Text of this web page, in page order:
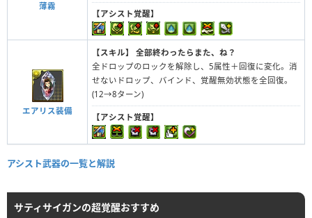
薄霧
【アシスト覚醒】
エアリス装備
【スキル】
全部終わったらまた、ね？
全ドロップのロックを解除し、5属性＋回復に変化。消
せないドロップ、バインド、覚醒無効状態を全回復。
(12→8ターン)
【アシスト覚醒】
アシスト武器の一覧と解説
サティサイガンの超覚醒おすすめ